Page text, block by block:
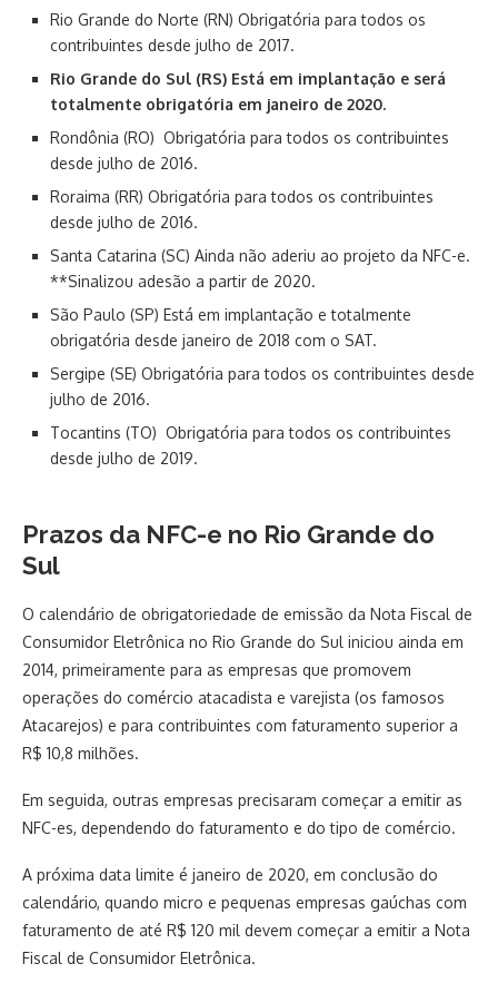
Rio Grande do Norte (RN) Obrigatória para todos os
contribuintes desde julho de 2017.
Rio Grande do Sul (RS) Está em implantação e será
totalmente obrigatória em janeiro de 2020.
Rondônia (RO) Obrigatória para todos os contribuintes
desde julho de 2016.
Roraima (RR) Obrigatória para todos os contribuintes
desde julho de 2016.
Santa Catarina (SC) Ainda não aderiu ao projeto da NFC-e.
**Sinalizou adesão a partir de 2020.
São Paulo (SP) Está em implantação e totalmente
obrigatória desde janeiro de 2018 com o SAT.
Sergipe (SE) Obrigatória para todos os contribuintes desde
julho de 2016.
Tocantins (TO) Obrigatória para todos os contribuintes
desde julho de 2019.
Prazos da NFC-e no Rio Grande do
Sul
O calendário de obrigatoriedade de emissão da Nota Fiscal de
Consumidor Eletrônica no Rio Grande do Sul iniciou ainda em
2014, primeiramente para as empresas que promovem
operações do comércio atacadista e varejista (os famosos
Atacarejos) e para contribuintes com faturamento superior a
R$ 10,8 milhões.
Em seguida, outras empresas precisaram começar a emitir as
NFC-es, dependendo do faturamento e do tipo de comércio.
A próxima data limite é janeiro de 2020, em conclusão do
calendário, quando micro e pequenas empresas gaúchas com
faturamento de até R$ 120 mil devem começar a emitir a Nota
Fiscal de Consumidor Eletrônica.